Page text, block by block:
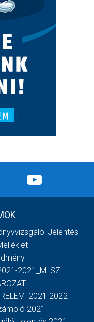
Jelentés
2021_MLSZ
2022
2021